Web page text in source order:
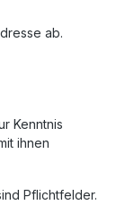
ab.
Kenntnis
ihnen
Pflichtfelder.